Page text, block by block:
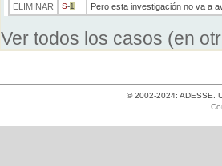
ELIMINAR
S-1 Pero esta investigación no va a
Ver todos los casos (en
© 2002-2024: ADESSE.